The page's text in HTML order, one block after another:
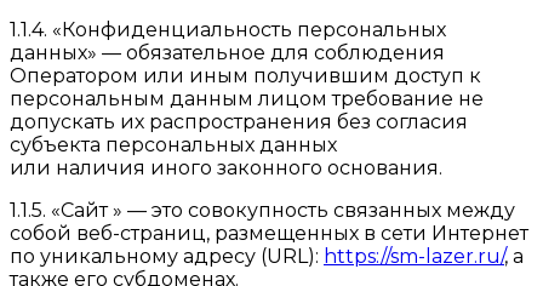
1.1.4. «Конфиденциальность персональных
данных» — обязательное для соблюдения
Оператором или иным получившим доступ к
персональным данным лицом требование не
допускать их распространения без согласия
субъекта персональных данных
или наличия иного законного основания.
1.1.5. «Сайт » — это совокупность связанных между
собой веб-страниц, размещенных в сети Интернет
по уникальному адресу (URL): https://sm-lazer.ru/, а
также его субдоменах.